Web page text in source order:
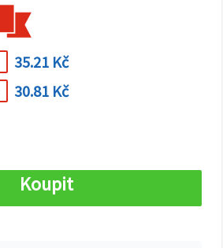
35.21 Kč
30.81 Kč
Koupit